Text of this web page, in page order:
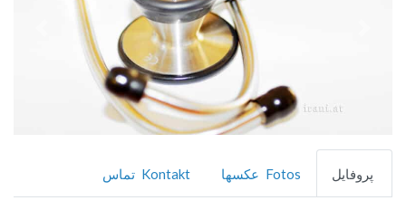
پروفایل Fotos عکسها Kontakt تماس